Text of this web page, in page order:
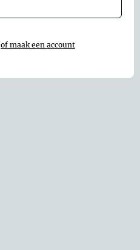
of maak een account